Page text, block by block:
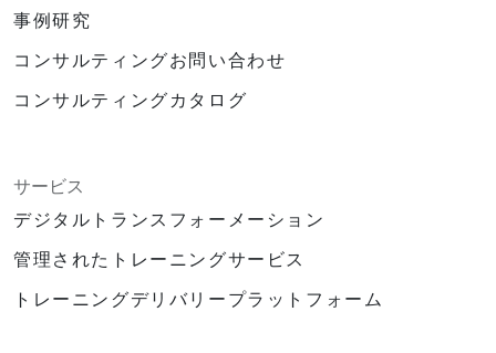
事例研究
コンサルティングお問い合わせ
コンサルティングカタログ
サービス
デジタルトランスフォーメーション
管理されたトレーニングサービス
トレーニングデリバリープラットフォーム